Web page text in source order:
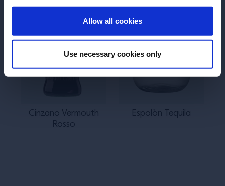
Allow all cookies
Use necessary cookies only
ENTRAR
Cinzano Vermouth
Rosso
Espolòn Tequila